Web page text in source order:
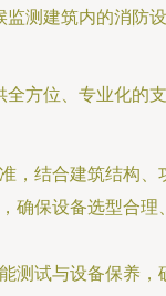
监测建筑内的消防设
全方位、专业化的支
，结合建筑结构、
确保设备选型合理
测试与设备保养，